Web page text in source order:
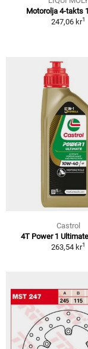
Motorolja 4-takts
247,06 kr1
Castrol
4T Power 1
263,54 kr1